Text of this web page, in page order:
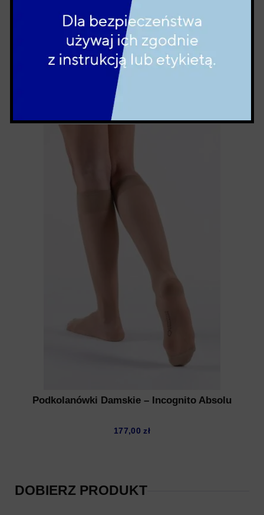
Pończochy Damskie – Secret
204,00
Podkolanówki Damskie – Incognito Absolu
177,00zł
DOBIERZ PRODUKT